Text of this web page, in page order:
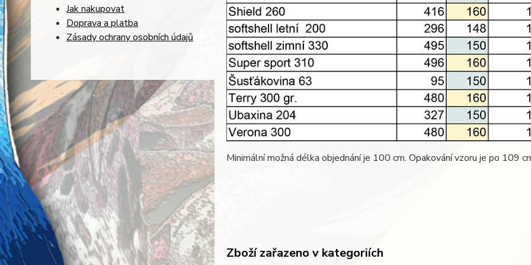
Jak nakupovat
Doprava a platba
Zásady ochrany osobních údajů
Minimální možná délka objednání je 100 cm. Opakování vzoru je po 109
Zboží zařazeno v kategoriích